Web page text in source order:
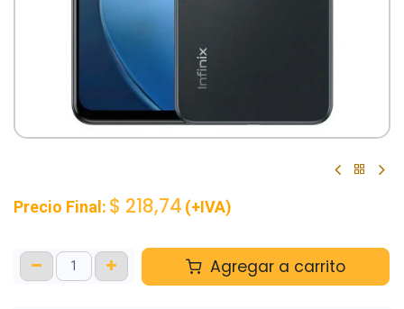
Precio Final: $ 218,74 (+IVA)
Agregar a carrito